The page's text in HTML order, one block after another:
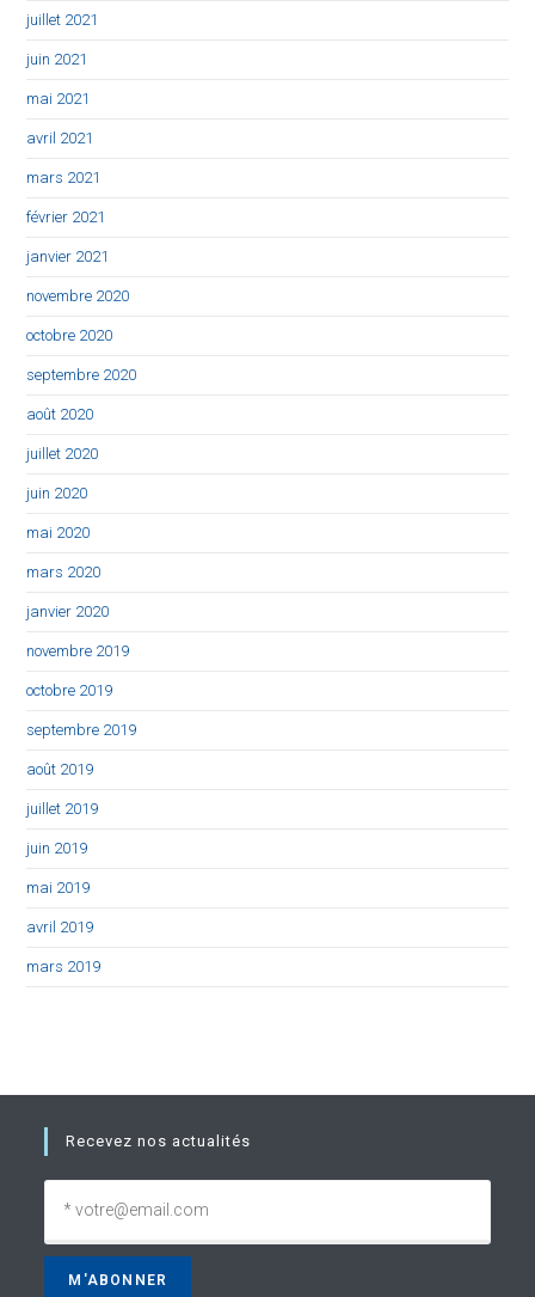
juillet 2021
juin 2021
mai 2021
avril 2021
mars 2021
février 2021
janvier 2021
novembre 2020
octobre 2020
septembre 2020
août 2020
juillet 2020
juin 2020
mai 2020
mars 2020
janvier 2020
novembre 2019
octobre 2019
septembre 2019
août 2019
juillet 2019
juin 2019
mai 2019
avril 2019
mars 2019
Recevez nos actualités